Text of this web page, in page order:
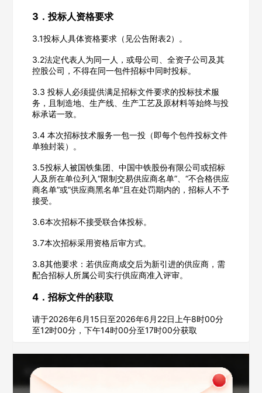
3．投标人资格要求
3.1投标人具体资格要求（见公告附表2）。
3.2法定代表人为同一人，或母公司、全资子公司及其
控股公司，不得在同一包件招标中同时投标。
3.3 投标人必须提供满足招标文件要求的投标技术服
务，且制造地、生产线、生产工艺及原材料等始终与投
标承诺一致。
3.4 本次招标技术服务一包一投（即每个包件投标文件
单独封装）。
3.5投标人被国铁集团、中国中铁股份有限公司或招标
人及所在单位列入“限制交易供应商名单”、“不合格供应
商名单”或“供应商黑名单”且在处罚期内的，招标人不予
接受。
3.6本次招标不接受联合体投标。
3.7本次招标采用资格后审方式。
3.8其他要求：若供应商成交后为新引进的供应商，需
配合招标人所属公司实行供应商准入评审。
4．招标文件的获取
请于2026年6月15日至2026年6月22日上午8时00分
至12时00分，下午14时00分至17时00分获取
欢迎入驻供应商 ဆ
经办人